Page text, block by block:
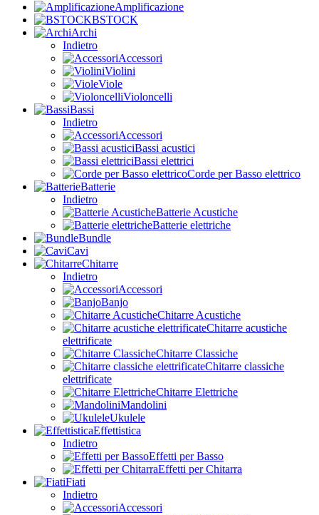
Amplificazione
BSTOCK
Archi
Indietro
Accessori
Violini
Viole
Violoncelli
Bassi
Indietro
Accessori
Bassi acustici
Bassi elettrici
Corde per Basso elettrico
Batterie
Indietro
Batterie Acustiche
Batterie elettriche
Bundle
Cavi
Chitarre
Indietro
Accessori
Banjo
Chitarre Acustiche
Chitarre acustiche
elettrificate
Chitarre Classiche
Chitarre classiche
elettrificate
Chitarre Elettriche
Mandolini
Ukulele
Effettistica
Indietro
Effetti per Basso
Effetti per Chitarra
Fiati
Indietro
Accessori